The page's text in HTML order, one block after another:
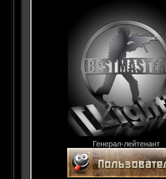
Генерал-лейтенант